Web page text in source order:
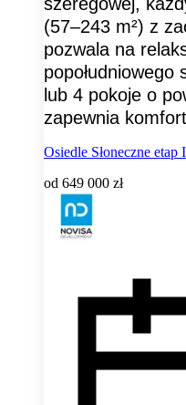
(57–243 m²) z
pozwala na
popołudniowego
lub 4 pokoje o
zapewnia
Osiedle Słoneczne etap
od 649 000 zł